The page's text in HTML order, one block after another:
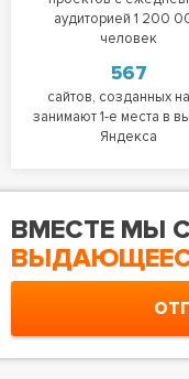
аудиторией 1 200
человек
567
сайтов, созданных
занимают 1-е места в
Яндекса
ВМЕСТЕ МЫ